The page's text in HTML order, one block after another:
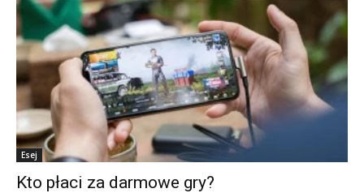
Esej
Kto płaci za darmowe gry?